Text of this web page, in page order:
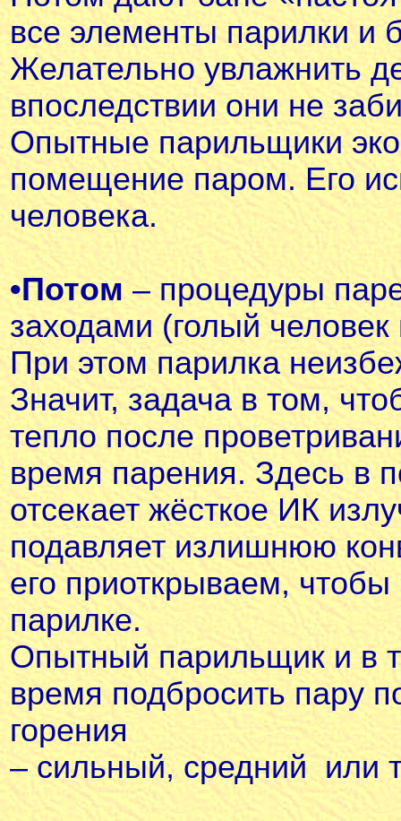
все элементы парилки и
Желательно увлажнить
впоследствии они не
Опытные парильщики
помещение паром. Его
человека.
•Потом – процедуры
заходами (голый человек
При этом парилка
Значит, задача в том,
тепло после
время парения. Здесь в
отсекает жёсткое ИК
подавляет излишнюю
его приоткрываем, чтобы
парилке.
Опытный парильщик и в
время подбросить пару
горения
– сильный, средний или